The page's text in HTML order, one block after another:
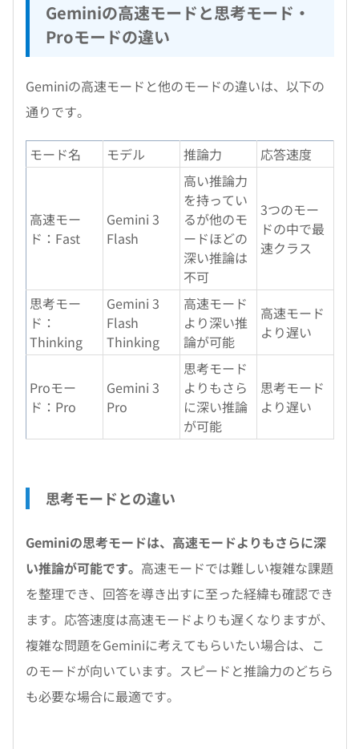
Geminiの高速モードと思考モード・
Proモードの違い
Geminiの高速モードと他のモードの違いは、以下の
通りです。
モード名 モデル 推論力 応答速度
高速モー
ド：Fast
Gemini 3
Flash
高い推論力
を持ってい
るが他のモ
ードほどの
深い推論は
不可
3つのモー
ドの中で最
速クラス
思考モー
ド：
Thinking
Gemini 3
Flash
Thinking
高速モード
より深い推
論が可能
高速モード
より遅い
Proモー
ド：Pro
Gemini 3
Pro
思考モード
よりもさら
に深い推論
が可能
思考モード
より遅い
思考モードとの違い
Geminiの思考モードは、高速モードよりもさらに深
い推論が可能です。 高速モードでは難しい複雑な課題
を整理でき、回答を導き出すに至った経緯も確認でき
ます。応答速度は高速モードよりも遅くなりますが、
複雑な問題をGeminiに考えてもらいたい場合は、こ
のモードが向いています。スピードと推論力のどちら
も必要な場合に最適です。